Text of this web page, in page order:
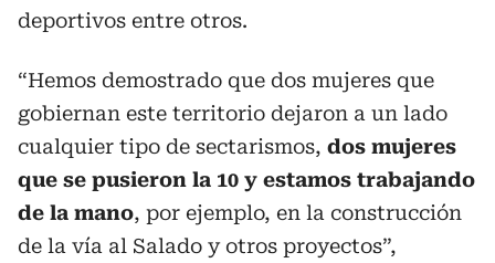
deportivos entre otros.
“Hemos demostrado que dos mujeres que
gobiernan este territorio dejaron a un lado
cualquier tipo de sectarismos, dos mujeres
que se pusieron la 10 y estamos trabajando
de la mano, por ejemplo, en la construcción
de la vía al Salado y otros proyectos”,